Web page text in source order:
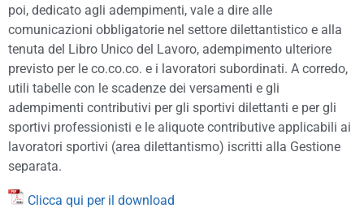
poi, dedicato agli adempimenti, vale a dire alle
comunicazioni obbligatorie nel settore dilettantistico e alla
tenuta del Libro Unico del Lavoro, adempimento ulteriore
previsto per le co.co.co. e i lavoratori subordinati. A corredo,
utili tabelle con le scadenze dei versamenti e gli
adempimenti contributivi per gli sportivi dilettanti e per gli
sportivi professionisti e le aliquote contributive applicabili ai
lavoratori sportivi (area dilettantismo) iscritti alla Gestione
separata.
Clicca qui per il download